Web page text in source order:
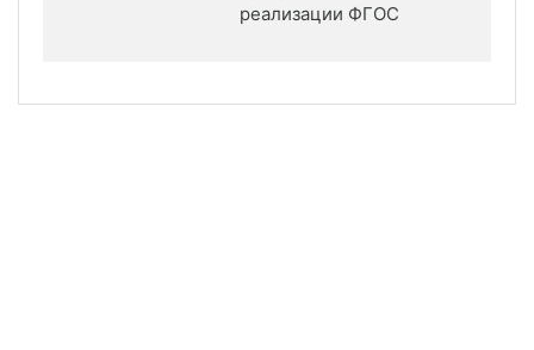
реализации ФГОС